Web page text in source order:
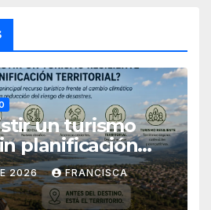
un turismo
planificación
2026 FRANCISCA